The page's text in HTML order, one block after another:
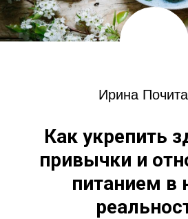
Ирина
Как укрепить
привычки и
питанием в